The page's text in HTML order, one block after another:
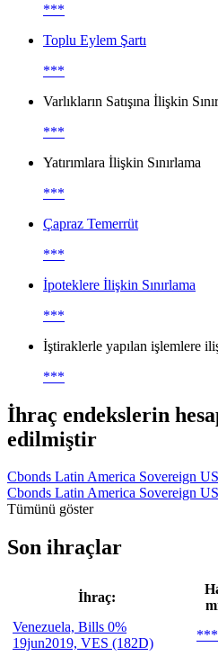
***
Toplu Eylem Şartı
***
Varlıkların Satışına İlişkin
***
Yatırımlara İlişkin Sınırlama
***
Çapraz Temerrüt
***
İpoteklere İlişkin Sınırlama
***
İştiraklerle yapılan işlemlere
***
İhraç endekslerin
edilmiştir
Cbonds Latin America Sovereign
Cbonds Latin America Sovereign
Tümünü göster
Son ihraçlar
İhraç:
Venezuela, Bills 0%
19jun2019, VES (182D)
***